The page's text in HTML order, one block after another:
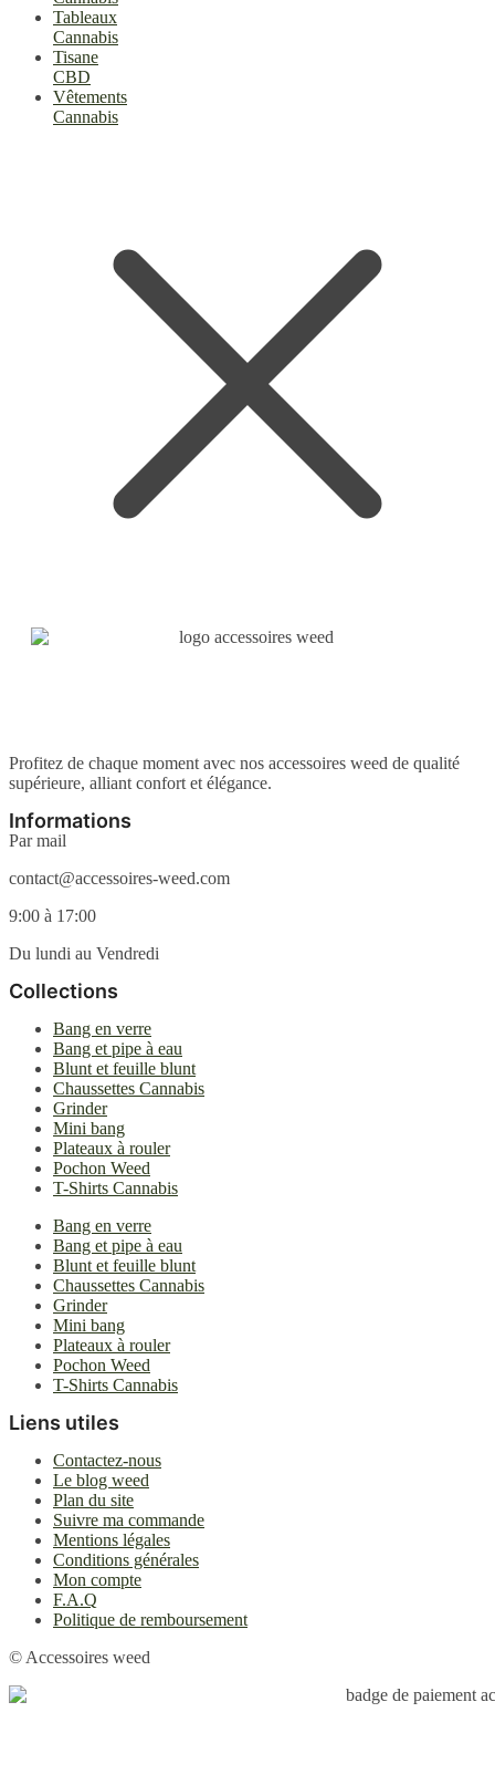
Tableaux
Cannabis
Tisane
CBD
Vêtements
Cannabis
Profitez de chaque moment avec nos accessoires weed de qualité
supérieure, alliant confort et élégance.
Informations
Par mail
contact@accessoires-weed.com
9:00 à 17:00
Du lundi au Vendredi
Collections
Bang en verre
Bang et pipe à eau
Blunt et feuille blunt
Chaussettes Cannabis
Grinder
Mini bang
Plateaux à rouler
Pochon Weed
T-Shirts Cannabis
Bang en verre
Bang et pipe à eau
Blunt et feuille blunt
Chaussettes Cannabis
Grinder
Mini bang
Plateaux à rouler
Pochon Weed
T-Shirts Cannabis
Liens utiles
Contactez-nous
Le blog weed
Plan du site
Suivre ma commande
Mentions légales
Conditions générales
Mon compte
F.A.Q
Politique de remboursement
© Accessoires weed